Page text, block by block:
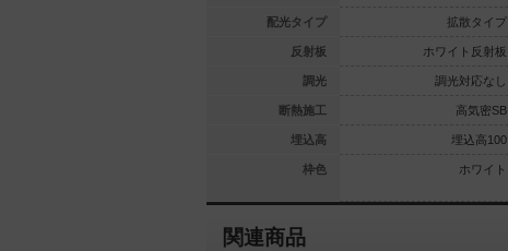
配光タイプ
反射板
調光
断熱施工
埋込高
枠色
集光タイプ
高気密SB
拡散タイプ
ホワイト反射板
調光対応なし
高気密SB
埋込高100
ホワイト
関連商品